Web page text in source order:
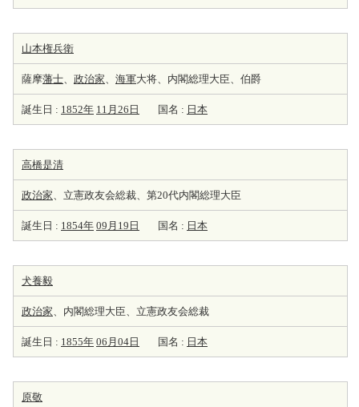
山本権兵衛
薩摩藩士、 政治家、 海軍大将、内閣総理大臣、伯爵
誕生日 : 1852年 11月26日 国名 : 日本
高橋是清
政治家、立憲政友会総裁、第20代内閣総理大臣
誕生日 : 1854年 09月19日 国名 : 日本
犬養毅
政治家、内閣総理大臣、立憲政友会総裁
誕生日 : 1855年 06月04日 国名 : 日本
原敬